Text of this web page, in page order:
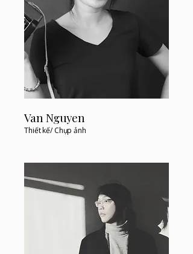
Van Nguyen
Thiết kế/ Chụp ảnh